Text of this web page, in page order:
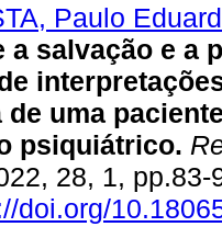
Paulo
a salvação e a
de uma
psiquiátrico.
28, 1, pp.83-
doi.org/